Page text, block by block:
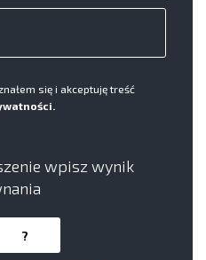
się i akceptuję treść
wpisz wynik